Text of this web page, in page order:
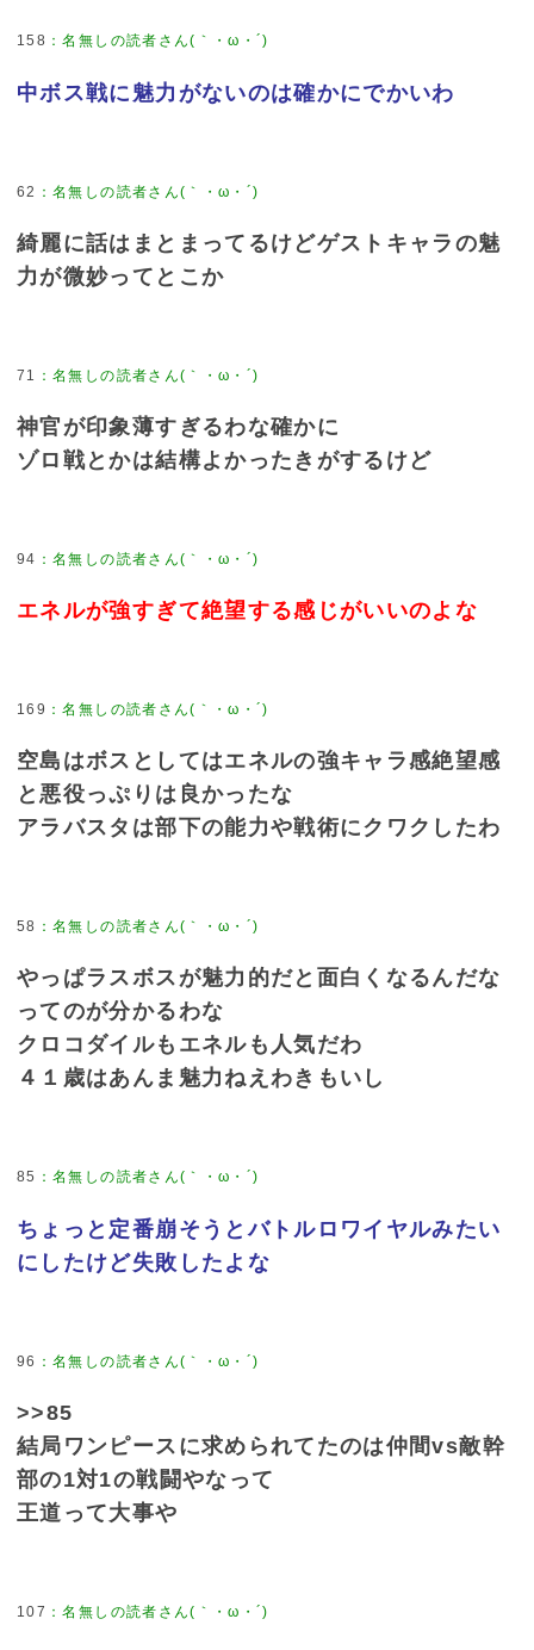
158
中ボス戦に魅力がないのは確かにでかいわ
62
綺麗に話はまとまってるけどゲストキャラの魅
力が微妙ってとこか
71
神官が印象薄すぎるわな確かに
ゾロ戦とかは結構よかったきがするけど
94
エネルが強すぎて絶望する感じがいいのよな
169
空島はボスとしてはエネルの強キャラ感絶望感
と悪役っぷりは良かったな
アラバスタは部下の能力や戦術にクワクしたわ
58
やっぱラスボスが魅力的だと面白くなるんだな
ってのが分かるわな
クロコダイルもエネルも人気だわ
４１歳はあんま魅力ねえわきもいし
85
ちょっと定番崩そうとバトルロワイヤルみたい
にしたけど失敗したよな
96
>>85
結局ワンピースに求められてたのは仲間vs敵幹
部の1対1の戦闘やなって
王道って大事や
107